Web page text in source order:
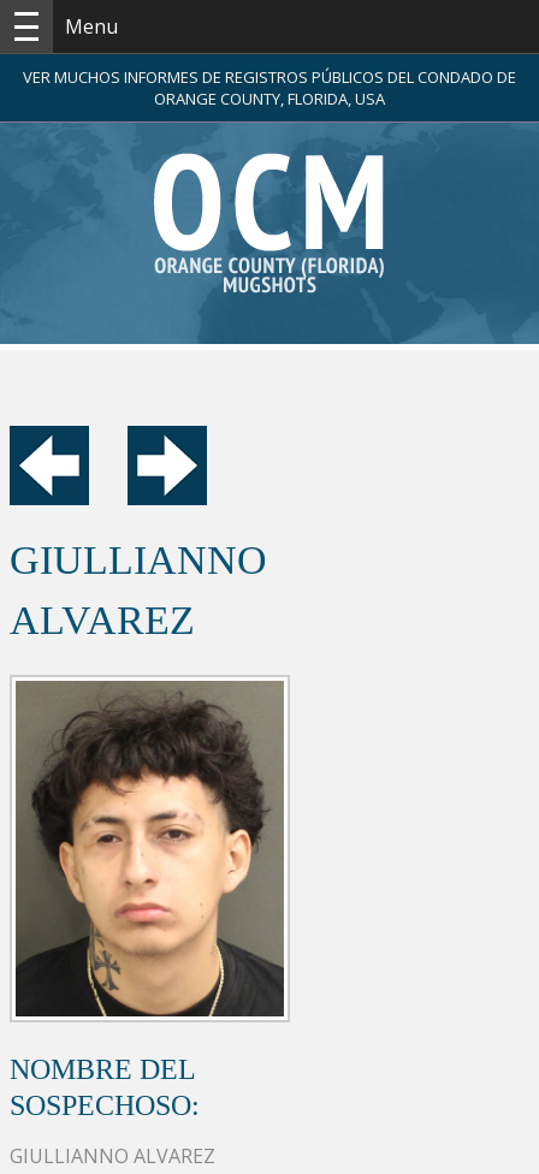
Menu
VER MUCHOS INFORMES DE REGISTROS PÚBLICOS DEL CONDADO DE
ORANGE COUNTY, FLORIDA, USA
GIULLIANNO
ALVAREZ
NOMBRE DEL
SOSPECHOSO:
GIULLIANNO ALVAREZ